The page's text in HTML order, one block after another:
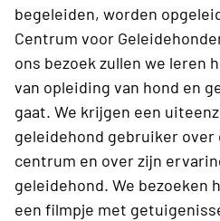
begeleiden, worden
Centrum voor
ons bezoek zullen we leren
van opleiding van hond en
gaat. We krijgen een
geleidehond gebruiker over
centrum en over zijn
geleidehond. We bezoeken
een filmpje met